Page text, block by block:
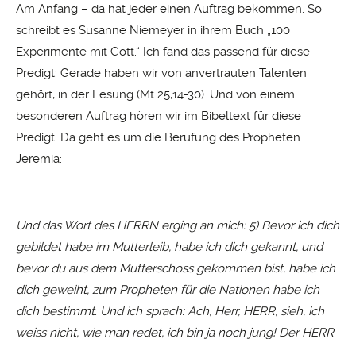
Am Anfang – da hat jeder einen Auftrag bekommen. So
schreibt es Susanne Niemeyer in ihrem Buch „100
Experimente mit Gott.“ Ich fand das passend für diese
Predigt: Gerade haben wir von anvertrauten Talenten
gehört, in der Lesung (Mt 25,14-30). Und von einem
besonderen Auftrag hören wir im Bibeltext für diese
Predigt. Da geht es um die Berufung des Propheten
Jeremia:
Und das Wort des HERRN erging an mich: 5) Bevor ich dich
gebildet habe im Mutterleib, habe ich dich gekannt, und
bevor du aus dem Mutterschoss gekommen bist, habe ich
dich geweiht, zum Propheten für die Nationen habe ich
dich bestimmt. Und ich sprach: Ach, Herr, HERR, sieh, ich
weiss nicht, wie man redet, ich bin ja noch jung! Der HERR